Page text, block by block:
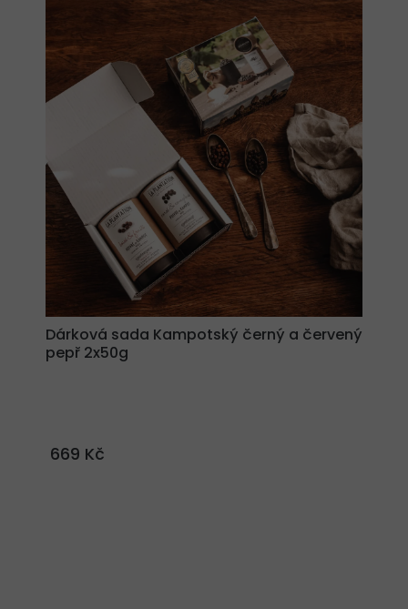
Dárková sada Kampotský černý a červený
pepř 2x50g
669 Kč